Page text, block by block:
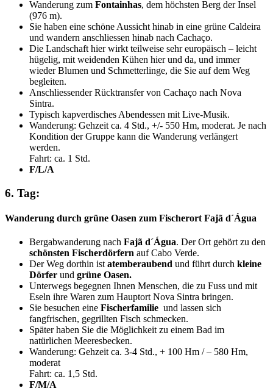
Wanderung zum Fontainhas, dem höchsten Berg der Insel
(976 m).
Sie haben eine schöne Aussicht hinab in eine grüne Caldeira
und wandern anschliessen hinab nach Cachaço.
Die Landschaft hier wirkt teilweise sehr europäisch – leicht
hügelig, mit weidenden Kühen hier und da, und immer
wieder Blumen und Schmetterlinge, die Sie auf dem Weg
begleiten.
Anschliessender Rücktransfer von Cachaço nach Nova
Sintra.
Typisch kapverdisches Abendessen mit Live-Musik.
Wanderung: Gehzeit ca. 4 Std., +/- 550 Hm, moderat. Je nach
Kondition der Gruppe kann die Wanderung verlängert
werden.
Fahrt: ca. 1 Std.
F/L/A
6. Tag:
Wanderung durch grüne Oasen zum Fischerort Fajã d´Água
Bergabwanderung nach Fajã d´Água. Der Ort gehört zu den
schönsten Fischerdörfern auf Cabo Verde.
Der Weg dorthin ist atemberaubend und führt durch kleine
Dörfer und grüne Oasen.
Unterwegs begegnen Ihnen Menschen, die zu Fuss und mit
Eseln ihre Waren zum Hauptort Nova Sintra bringen.
Sie besuchen eine Fischerfamilie und lassen sich
fangfrischen, gegrillten Fisch schmecken.
Später haben Sie die Möglichkeit zu einem Bad im
natürlichen Meeresbecken.
Wanderung: Gehzeit ca. 3-4 Std., + 100 Hm / – 580 Hm,
moderat
Fahrt: ca. 1,5 Std.
F/M/A